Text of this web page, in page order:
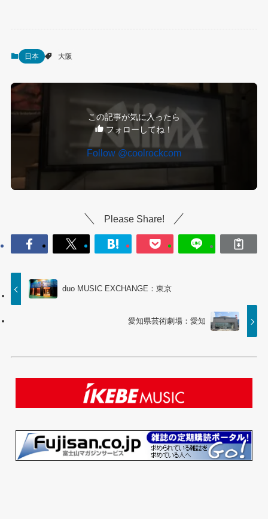
日本 大阪
この記事が気に入ったら
フォローしてね！
Follow @coolrockcom
Please Share!
duo MUSIC EXCHANGE：東京
愛知県芸術劇場：愛知